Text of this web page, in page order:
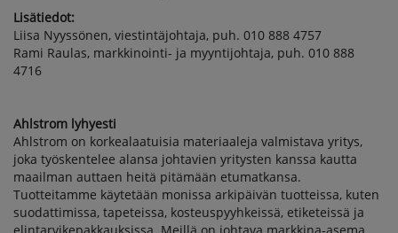
Lisätiedot:
Liisa Nyyssönen, viestintäjohtaja, puh. 010 888 4757
Rami Raulas, markkinointi- ja myyntijohtaja, puh. 010 888
4716
Ahlstrom lyhyesti
Ahlstrom on korkealaatuisia materiaaleja valmistava yritys,
joka työskentelee alansa johtavien yritysten kanssa kautta
maailman auttaen heitä pitämään etumatkansa.
Tuotteitamme käytetään monissa arkipäivän tuotteissa, kuten
suodattimissa, tapeteissa, kosteuspyyhkeissä, etiketeissä ja